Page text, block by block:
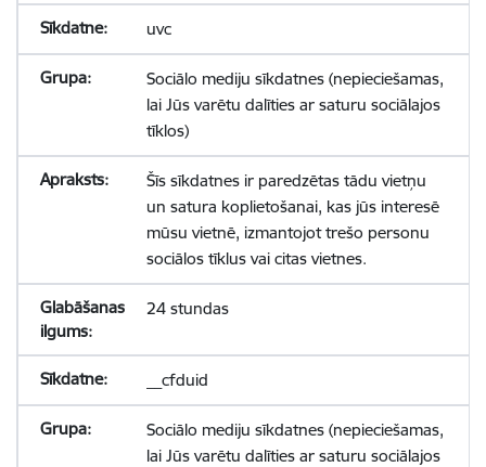
uvc
Sociālo mediju sīkdatnes (nepieciešamas,
lai Jūs varētu dalīties ar saturu sociālajos
tīklos)
Šīs sīkdatnes ir paredzētas tādu vietņu
un satura koplietošanai, kas jūs interesē
mūsu vietnē, izmantojot trešo personu
sociālos tīklus vai citas vietnes.
24 stundas
__cfduid
Sociālo mediju sīkdatnes (nepieciešamas,
lai Jūs varētu dalīties ar saturu sociālajos